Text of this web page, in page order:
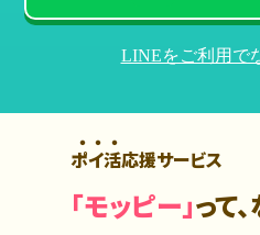
LINEをご利用で
ポイ活応援サービス
「モッピー」って